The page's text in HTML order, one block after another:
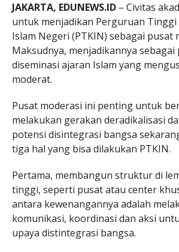
JAKARTA, EDUNEWS.ID– Civitas
untuk menjadikan Perguruan Tinggi
Islam Negeri (PTKIN) sebagai pusat
Maksudnya, menjadikannya sebagai
diseminasi ajaran Islam yang
moderat.
Pusat moderasi ini penting untuk
melakukan gerakan deradikalisasi
potensi disintegrasi bangsa
tiga hal yang bisa dilakukan PTKIN.
Pertama, membangun struktur di
tinggi, seperti pusat atau center
antara kewenangannya adalah
komunikasi, koordinasi dan aksi
upaya distintegrasi bangsa.